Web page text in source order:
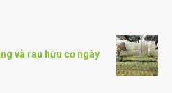
và rau hữu cơ ngày